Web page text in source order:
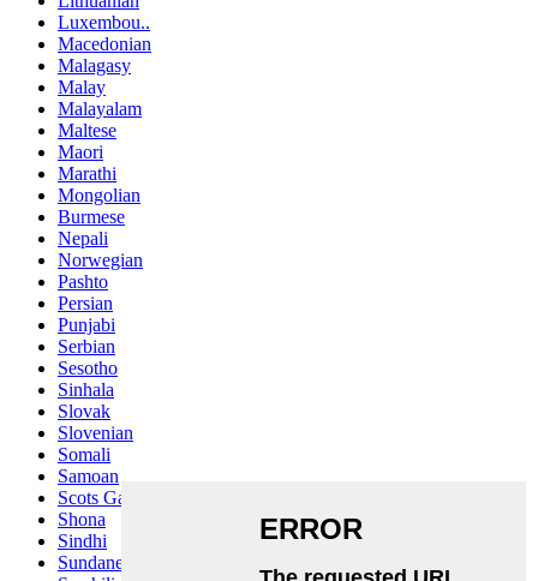
Luxembou..
Macedonian
Malagasy
Malay
Malayalam
Maltese
Maori
Marathi
Mongolian
Burmese
Nepali
Norwegian
Pashto
Persian
Punjabi
Serbian
Sesotho
Sinhala
Slovak
Slovenian
Somali
Samoan
Scots Gaelic
Shona
Sindhi
Sundanese